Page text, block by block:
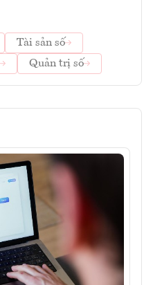
Tài sản số
Quản trị số